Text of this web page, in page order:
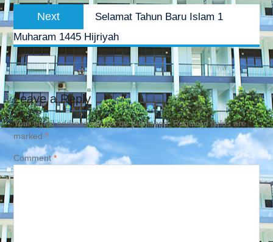
Next
Next
post:
Selamat Tahun Baru Islam 1
Muharam 1445 Hijriyah
Leave a Reply
Your email address will not be published. Required fields are
marked *
Comment*